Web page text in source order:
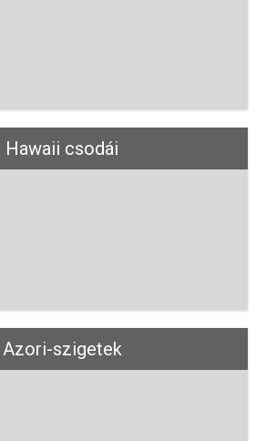
Hawaii csodái
Azori-szigetek